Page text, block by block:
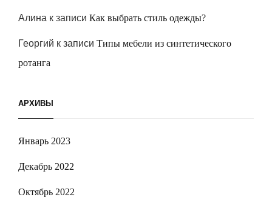
Алина к записи Как выбрать стиль одежды?
Георгий к записи Типы мебели из синтетического
ротанга
АРХИВЫ
Январь 2023
Декабрь 2022
Октябрь 2022